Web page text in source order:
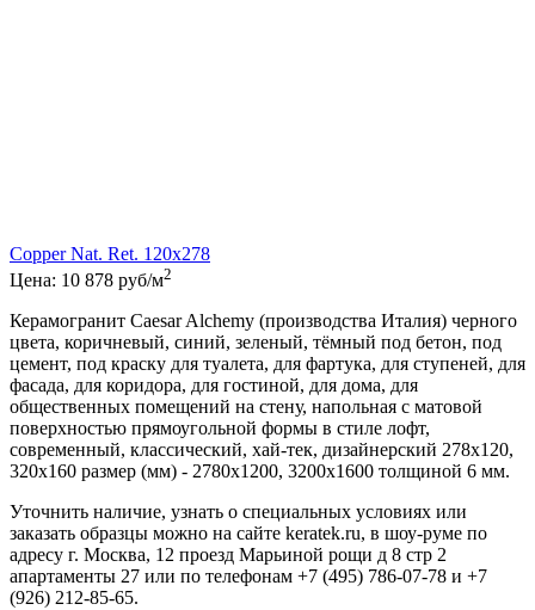
Copper Nat. Ret. 120x278
Цена: 10 878 руб/м2
Керамогранит Caesar Alchemy (производства Италия) черного
цвета, коричневый, синий, зеленый, тёмный под бетон, под
цемент, под краску для туалета, для фартука, для ступеней, для
фасада, для коридора, для гостиной, для дома, для
общественных помещений на стену, напольная с матовой
поверхностью прямоугольной формы в стиле лофт,
современный, классический, хай-тек, дизайнерский 278х120,
320х160 размер (мм) - 2780x1200, 3200x1600 толщиной 6 мм.
Уточнить наличие, узнать о специальных условиях или
заказать образцы можно на сайте keratek.ru, в шоу-руме по
адресу г. Москва, 12 проезд Марьиной рощи д 8 стр 2
апартаменты 27 или по телефонам +7 (495) 786-07-78 и +7
(926) 212-85-65.